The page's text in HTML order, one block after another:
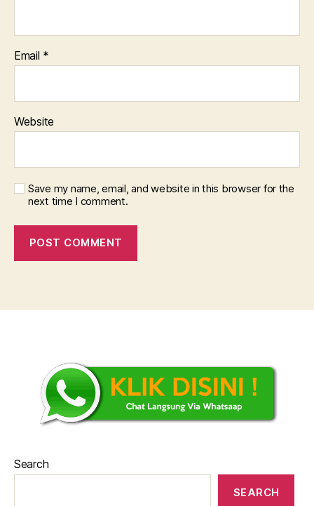
Email *
Website
Save my name, email, and website in this browser for the
next time I comment.
Search
SEARCH